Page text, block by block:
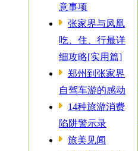
意事项
张家界与凤凰
吃、住、行最详
细攻略[实用篇]
郑州到张家界
自驾车游的感动
14种旅游消费
陷阱警示录
旅美见闻